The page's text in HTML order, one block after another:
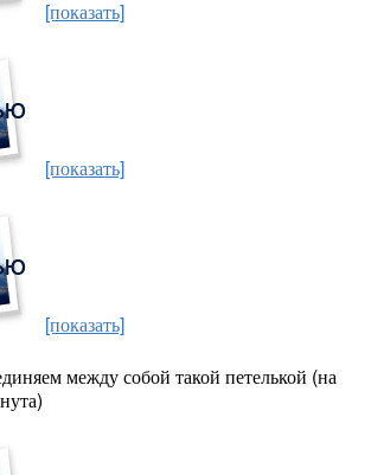
[показать]
[показать]
[показать]
между собой такой петелькой (на